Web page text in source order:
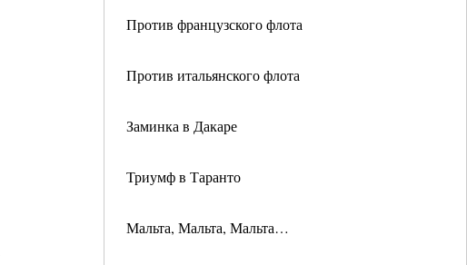
Против французского флота
Против итальянского флота
Заминка в Дакаре
Триумф в Таранто
Мальта, Мальта, Мальта…